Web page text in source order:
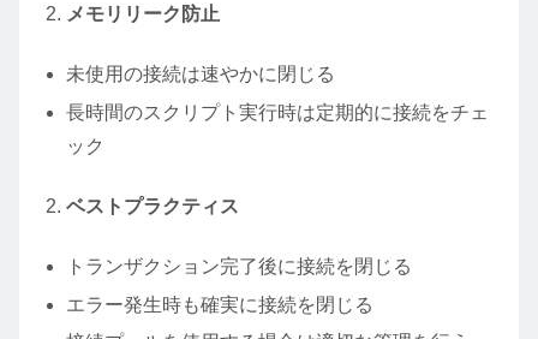
メモリリーク防止
未使用の接続は速やかに閉じる
長時間のスクリプト実行時は定期的に接続をチェ
ック
ベストプラクティス
トランザクション完了後に接続を閉じる
エラー発生時も確実に接続を閉じる